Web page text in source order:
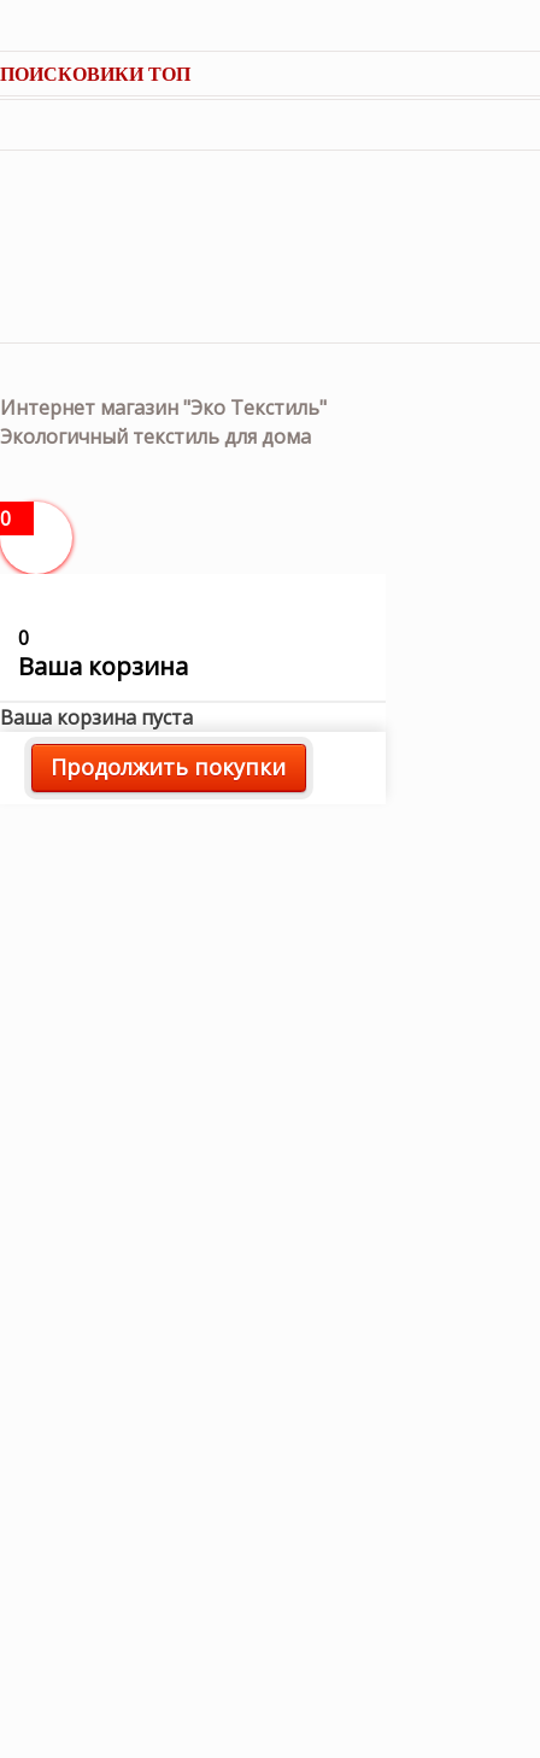
ПОИСКОВИКИ ТОП
Интернет магазин "Эко Текстиль"
Экологичный текстиль для дома
0
0
Ваша корзина
Ваша корзина пуста
Продолжить покупки